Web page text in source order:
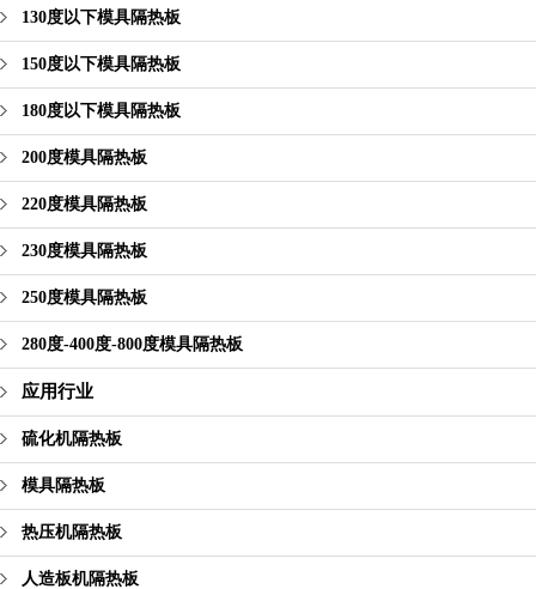
130度以下模具隔热板
150度以下模具隔热板
180度以下模具隔热板
200度模具隔热板
220度模具隔热板
230度模具隔热板
250度模具隔热板
280度-400度-800度模具隔热板
应用行业
硫化机隔热板
模具隔热板
热压机隔热板
人造板机隔热板